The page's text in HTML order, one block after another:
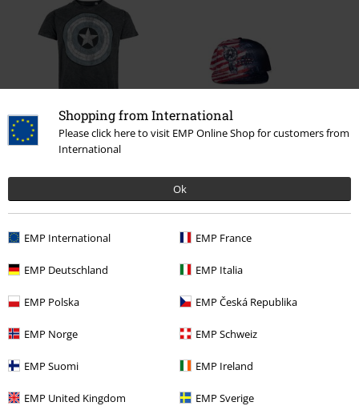
Shopping from International
Please click here to visit EMP Online Shop for customers from
International
Ok
EMP International EMP France
EMP Deutschland EMP Italia
EMP Polska EMP Česká Republika
EMP Norge EMP Schweiz
EMP Suomi EMP Ireland
EMP United Kingdom EMP Sverige
%
Kč 655,00
%
0 Hodnocení
Podělte se o váš názor "Big Star Shield".